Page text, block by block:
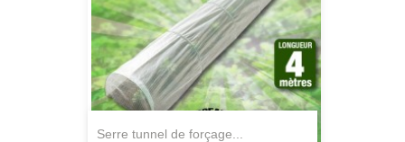
serre tunnel de forçage...